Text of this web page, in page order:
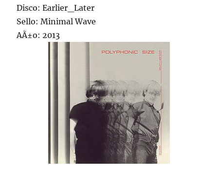
Disco: Earlier_Later
Sello: Minimal Wave
AÃ±o: 2013